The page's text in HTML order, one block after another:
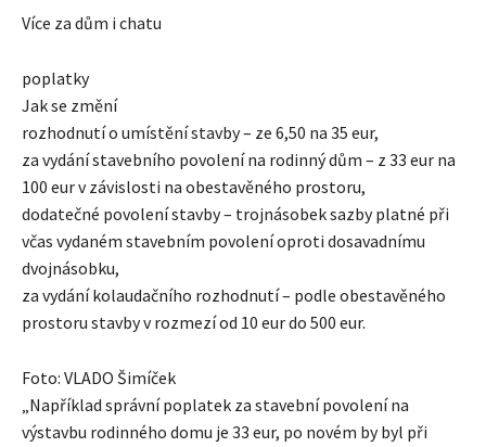
Více za dům i chatu
poplatky
Jak se změní
rozhodnutí o umístění stavby – ze 6,50 na 35 eur,
za vydání stavebního povolení na rodinný dům – z 33 eur na
100 eur v závislosti na obestavěného prostoru,
dodatečné povolení stavby – trojnásobek sazby platné při
včas vydaném stavebním povolení oproti dosavadnímu
dvojnásobku,
za vydání kolaudačního rozhodnutí – podle obestavěného
prostoru stavby v rozmezí od 10 eur do 500 eur.
Foto: VLADO Šimíček
„Například správní poplatek za stavební povolení na
výstavbu rodinného domu je 33 eur, po novém by byl při